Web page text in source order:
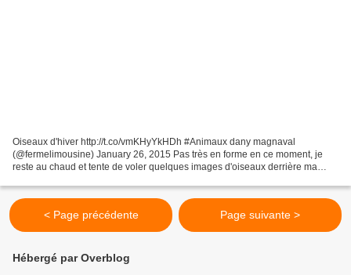
Oiseaux d'hiver http://t.co/vmKHyYkHDh #Animaux dany magnaval
(@fermelimousine) January 26, 2015 Pas très en forme en ce moment, je
reste au chaud et tente de voler quelques images d'oiseaux derrière ma
< Page précédente Page suivante >
Hébergé par Overblog